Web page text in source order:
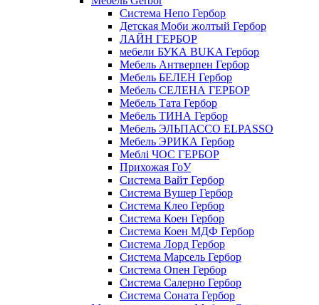
Cистема Непо Гербор
Детская Моби жолтый Гербор
ЛАЙН ГЕРБОР
мебели БУКА BUKA Гербор
Мебель Антверпен Гербор
Мебель БЕЛЕН Гербор
Мебель СЕЛЕНА ГЕРБОР
Мебель Тата Гербор
Мебель ТИНА Гербор
Мебель ЭЛЬПАССО ELPASSO
Мебель ЭРИКА Гербор
Меблі ЧОС ГЕРБОР
Прихожая ГоУ
Система Вайт Гербор
Система Вушер Гербор
Система Клео Гербор
Система Коен Гербор
Система Коен МДФ Гербор
Система Лорд Гербор
Система Марсель Гербор
Система Опен Гербор
Система Салерно Гербор
Система Соната Гербор